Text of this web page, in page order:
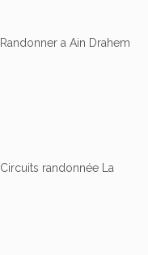
Randonner a Ain Drahem
Circuits randonnée La